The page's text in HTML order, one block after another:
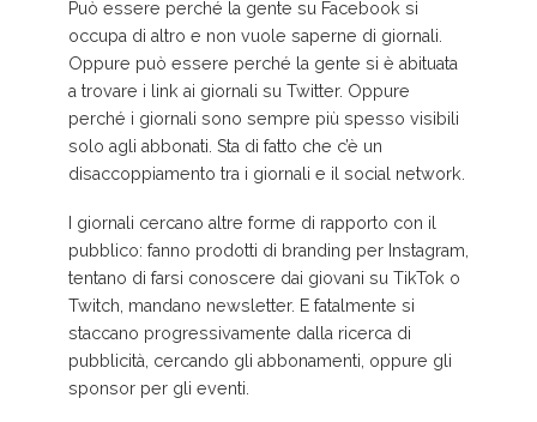
Può essere perché la gente su Facebook si
occupa di altro e non vuole saperne di giornali.
Oppure può essere perché la gente si è abituata
a trovare i link ai giornali su Twitter. Oppure
perché i giornali sono sempre più spesso visibili
solo agli abbonati. Sta di fatto che c’è un
disaccoppiamento tra i giornali e il social network.
I giornali cercano altre forme di rapporto con il
pubblico: fanno prodotti di branding per Instagram,
tentano di farsi conoscere dai giovani su TikTok o
Twitch, mandano newsletter. E fatalmente si
staccano progressivamente dalla ricerca di
pubblicità, cercando gli abbonamenti, oppure gli
sponsor per gli eventi.